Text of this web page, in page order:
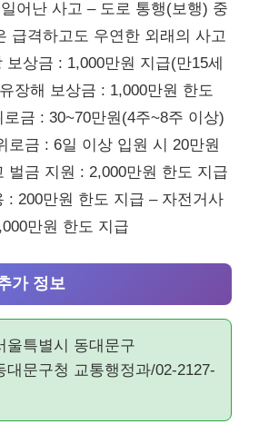
어난 사고 – 도로 통행(보행) 중
급격하고도 우연한 외래의 사고
상금 : 1,000만원 지급(만15세
장해 보상금 : 1,000만원 한도
금 : 30~70만원(4주~8주 이상)
로금 : 6일 이상 입원 시 20만원
벌금 지원 : 2,000만원 한도 지급
: 200만원 한도 지급 – 자전거사
만원 한도 지급
가 정보
울특별시 동대문구
대문구청 교통행정과/02-2127-